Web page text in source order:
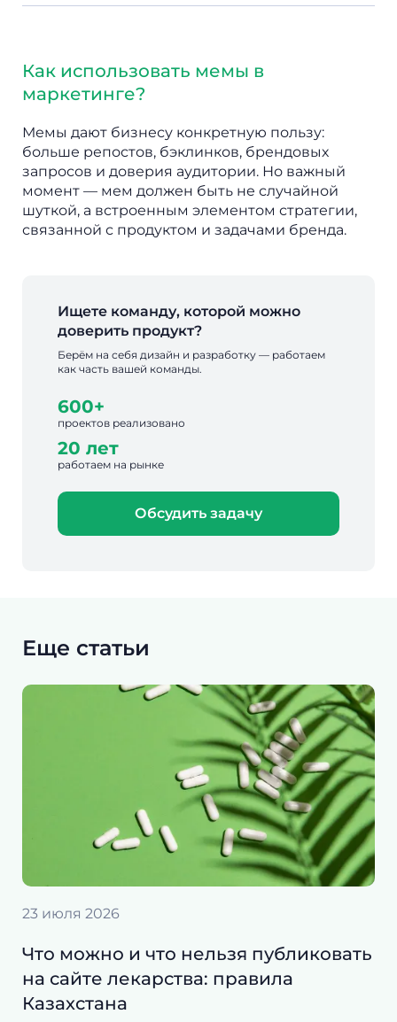
Как использовать мемы в
маркетинге?
Мемы дают бизнесу конкретную пользу:
больше репостов, бэклинков, брендовых
запросов и доверия аудитории. Но важный
момент — мем должен быть не случайной
шуткой, а встроенным элементом стратегии,
связанной с продуктом и задачами бренда.
Ищете команду, которой можно
доверить продукт?
Берём на себя дизайн и разработку — работаем
как часть вашей команды.
600+
проектов реализовано
20 лет
работаем на рынке
Обсудить задачу
Еще статьи
23 июля 2026
Что можно и что нельзя публиковать
на сайте лекарства: правила
Казахстана